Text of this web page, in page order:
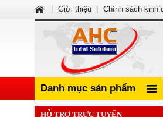
Danh mục sản phẩm
HỖ TRỢ TRỰC TUYẾN
Giới thiệu Chính sách kinh